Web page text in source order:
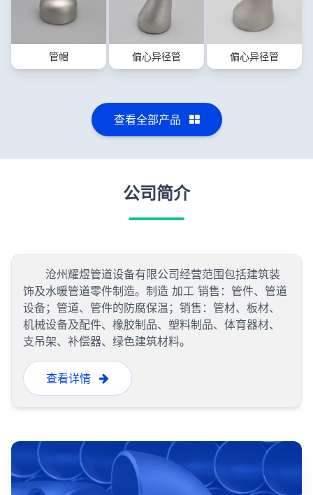
管帽 偏心异径管 偏心异径管
查看全部产品
公司简介
沧州耀煜管道设备有限公司经营范围包括建筑装
饰及水暖管道零件制造。制造 加工 销售：管件、管道
设备；管道、管件的防腐保温；销售：管材、板材、
机械设备及配件、橡胶制品、塑料制品、体育器材、
支吊架、补偿器、绿色建筑材料。
查看详情